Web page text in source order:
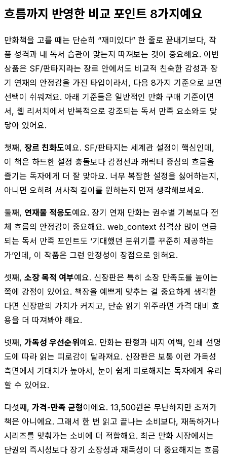
흐름까지 반영한 비교 포인트 8가지예요
만화책을 고를 때는 단순히 “재미있다” 한 줄로 끝내기보다, 작
품 성격과 내 독서 습관이 맞는지 따져보는 것이 중요해요. 이번
상품은 SF/판타지라는 장르 안에서도 비교적 친숙한 감성과 장
기 연재의 안정감을 가진 타입이라서, 다음 8가지 기준으로 보면
선택이 쉬워져요. 아래 기준들은 일반적인 만화 구매 기준이면
서, 웹 리서치에서 반복적으로 강조되는 독서 만족 요소와도 맞
닿아 있어요.
첫째, 장르 친화도예요. SF/판타지는 세계관 설정이 핵심인데,
이 책은 하드한 설정 충돌보다 감정선과 캐릭터 중심의 흐름을
즐기는 독자에게 더 잘 맞아요. 너무 복잡한 설정을 싫어하는지,
아니면 오히려 서사적 깊이를 원하는지 먼저 생각해보세요.
둘째, 연재물 적응도예요. 장기 연재 만화는 권수별 기복보다 전
체 흐름의 안정감이 중요해요. web_context 성격상 많이 언급
되는 독서 만족 포인트도 ‘기대했던 분위기를 꾸준히 제공하는
가’인데, 이 작품은 그런 안정성이 장점으로 읽혀요.
셋째, 소장 목적 여부예요. 신장판은 특히 소장 만족도를 높이는
쪽에 강점이 있어요. 책장을 예쁘게 맞추는 걸 중요하게 생각한
다면 신장판의 가치가 커지고, 단순 읽기 위주라면 가격 대비 효
용을 더 따져봐야 해요.
넷째, 가독성 우선순위예요. 만화는 판형과 내지 여백, 인쇄 선명
도에 따라 읽는 피로감이 달라져요. 신장판은 보통 이런 가독성
측면에서 기대치가 높아서, 눈이 쉽게 피로해지는 독자에게 유리
할 수 있어요.
다섯째, 가격-만족 균형이에요. 13,500원은 무난하지만 초저가
책은 아니에요. 그래서 한 번 읽고 끝나는 소비보다, 재독하거나
시리즈를 맞춰가는 소비에 더 적합해요. 최근 만화 시장에서는
단권의 즉시성보다 장기 소장성과 재독성이 더 중요해지는 흐름